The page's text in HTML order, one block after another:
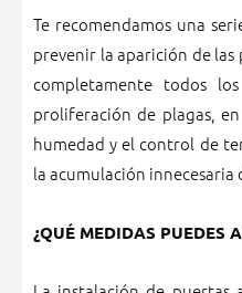
Te recomendamos una
prevenir la aparición de las
completamente todos
proliferación de plagas,
humedad y el control de
la acumulación innecesaria
¿QUÉ MEDIDAS PUEDES